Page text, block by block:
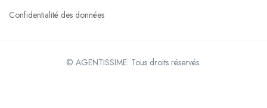
Confidentialité des données
© AGENTISSIME. Tous droits réservés.